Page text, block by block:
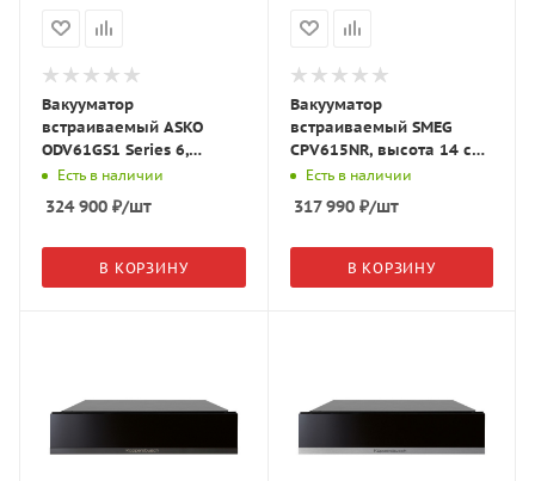
Вакууматор
встраиваемый ASKO
ODV61GS1 Series 6,
графит, 745482
Есть в наличии
324 900 ₽/шт
В КОРЗИНУ
Вакууматор
встраиваемый SMEG
CPV615NR, высота 14 см,
открывание PUSH,
медный профиль, чёрное
стекло
Есть в наличии
317 990₽/шт
В КОРЗИНУ